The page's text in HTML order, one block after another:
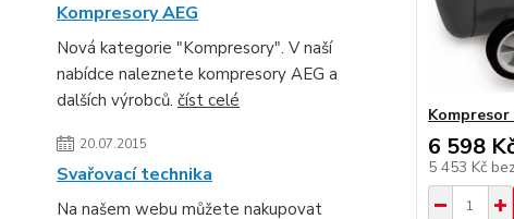
Kompresory AEG
Nová kategorie "Kompresory". V naší
nabídce naleznete kompresory AEG a
dalších výrobců. číst celé
20.07.2015
Svařovací technika
Na našem webu můžete nakupovat
Kompresor
6 598
5 453 Kč